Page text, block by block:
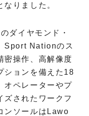
りました。
ダイヤモンド・
Sport Nationのス
密操作、高解像度
ションを備えた18
オペレーターやプ
ズされたワークフ
ンソールはLawo